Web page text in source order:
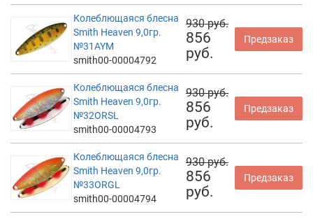
Колеблющаяся блесна
Smith Heaven 9,0гр.
№31AYM
smith00-00004792
930 руб.
856
руб.
Предзаказ
Колеблющаяся блесна
Smith Heaven 9,0гр.
№32ORSL
smith00-00004793
930 руб.
856
руб.
Предзаказ
Колеблющаяся блесна
Smith Heaven 9,0гр.
№33ORGL
smith00-00004794
930 руб.
856
руб.
Предзаказ